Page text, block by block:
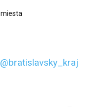
@bratislavsky_kraj